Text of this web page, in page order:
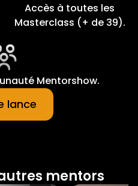
Accès à toutes les
Masterclass (+ de 39).
Mentorshow.
lance
mentors